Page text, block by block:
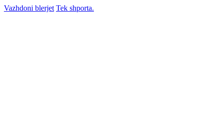
Vazhdoni blerjet Tek shporta.